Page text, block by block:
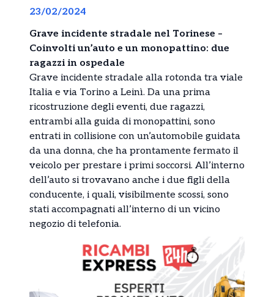
23/02/2024
Grave incidente stradale nel Torinese –
Coinvolti un’auto e un monopattino: due
ragazzi in ospedale
Grave incidente stradale alla rotonda tra viale
Italia e via Torino a Leinì. Da una prima
ricostruzione degli eventi, due ragazzi,
entrambi alla guida di monopattini, sono
entrati in collisione con un’automobile guidata
da una donna, che ha prontamente fermato il
veicolo per prestare i primi soccorsi. All’interno
dell’auto si trovavano anche i due figli della
conducente, i quali, visibilmente scossi, sono
stati accompagnati all’interno di un vicino
negozio di telefonia.